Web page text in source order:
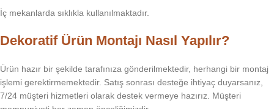
İç mekanlarda sıklıkla kullanılmaktadır.
Dekoratif Ürün Montajı Nasıl Yapılır?
Ürün hazır bir şekilde tarafınıza gönderilmektedir, herhangi bir montaj
işlemi gerektirmemektedir. Satış sonrası desteğe ihtiyaç duyarsanız,
7/24 müşteri hizmetleri olarak destek vermeye hazırız. Müşteri